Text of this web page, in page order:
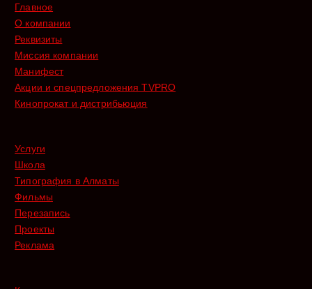
Главное
О компании
Реквизиты
Миссия компании
Манифест
Акции и спецпредложения TVPRO
Кинопрокат и дистрибьюция
Услуги
Школа
Типография в Алматы
Фильмы
Перезапись
Проекты
Реклама